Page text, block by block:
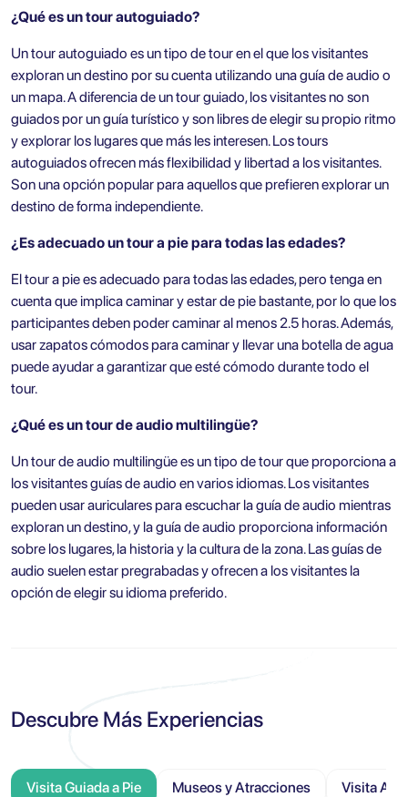
¿Qué es un tour autoguiado?
Un tour autoguiado es un tipo de tour en el que los visitantes
exploran un destino por su cuenta utilizando una guía de audio o
un mapa. A diferencia de un tour guiado, los visitantes no son
guiados por un guía turístico y son libres de elegir su propio ritmo
y explorar los lugares que más les interesen. Los tours
autoguiados ofrecen más flexibilidad y libertad a los visitantes.
Son una opción popular para aquellos que prefieren explorar un
destino de forma independiente.
¿Es adecuado un tour a pie para todas las edades?
El tour a pie es adecuado para todas las edades, pero tenga en
cuenta que implica caminar y estar de pie bastante, por lo que los
participantes deben poder caminar al menos 2.5 horas. Además,
usar zapatos cómodos para caminar y llevar una botella de agua
puede ayudar a garantizar que esté cómodo durante todo el
tour.
¿Qué es un tour de audio multilingüe?
Un tour de audio multilingüe es un tipo de tour que proporciona a
los visitantes guías de audio en varios idiomas. Los visitantes
pueden usar auriculares para escuchar la guía de audio mientras
exploran un destino, y la guía de audio proporciona información
sobre los lugares, la historia y la cultura de la zona. Las guías de
audio suelen estar pregrabadas y ofrecen a los visitantes la
opción de elegir su idioma preferido.
Descubre Más Experiencias
Visita Guiada a Pie Museos y Atracciones Visita